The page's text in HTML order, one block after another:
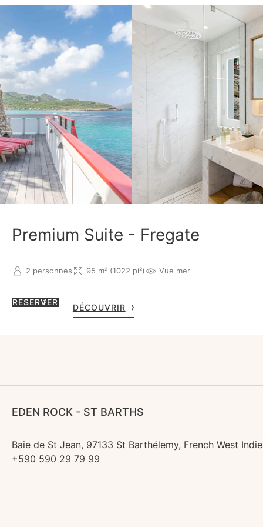
Premium Suite - Fregate
2 personnes 95 m² (1022 pi²) Vue mer
RÉSERVER
DÉCOUVRIR
EDEN ROCK - ST BARTHS
Baie de St Jean, 97133 St Barthélemy, French West
+590 590 29 79 99